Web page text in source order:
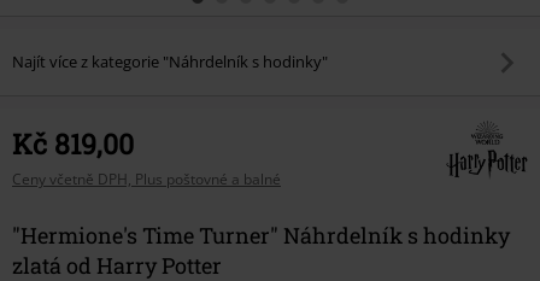
Najít více z kategorie "Náhrdelník s hodinky"
Kč 819,00
Ceny včetně DPH, Plus poštovné a balné
"Hermione's Time Turner" Náhrdelník s hodinky
zlatá od Harry Potter